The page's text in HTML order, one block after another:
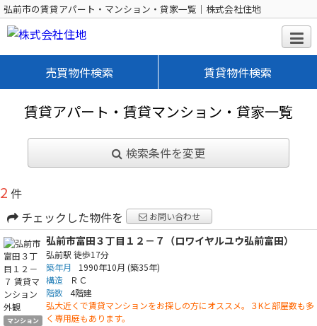
弘前市の賃貸アパート・マンション・貸家一覧｜株式会社住地
売買物件検索 賃貸物件検索
賃貸アパート・賃貸マンション・貸家一覧
検索条件を変更
2 件
チェックした物件を
お問い合わせ
マンション
弘前市富田３丁目１２－７（ロワイヤルユウ弘前富田）
弘前駅 徒歩17分
築年月
1990年10月 (築35年)
構造
ＲＣ
階数 4階建
弘大近くで賃貸マンションをお探しの方にオススメ。３Kと部屋数も多
く専用庭もあります。